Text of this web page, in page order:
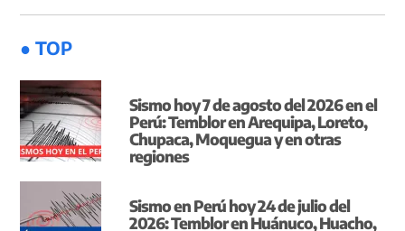
● TOP
Sismo hoy 7 de agosto del 2026 en el
Perú: Temblor en Arequipa, Loreto,
Chupaca, Moquegua y en otras
regiones
Sismo en Perú hoy 24 de julio del
2026: Temblor en Huánuco, Huacho,